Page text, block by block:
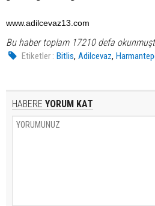
www.adilcevaz13.com
Bu haber toplam 17210 defa
Etiketler : Bitlis,Adilcevaz,
HABERE YORUM KAT